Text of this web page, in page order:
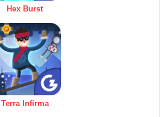
Hex Burst
Terra Infirma